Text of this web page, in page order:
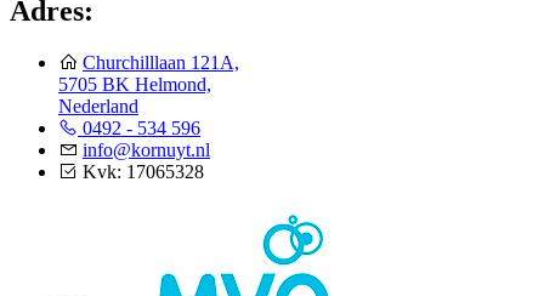
Adres:
Churchilllaan 121A,
5705 BK Helmond,
Nederland
0492 - 534 596
info@kornuyt.nl
Kvk: 17065328